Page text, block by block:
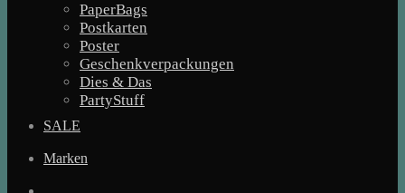
PaperBags
Postkarten
Poster
Geschenkverpackungen
Dies & Das
PartyStuff
SALE
Marken